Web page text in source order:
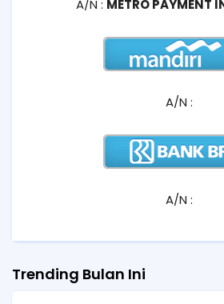
A/N : METRO PAYMENT
A/N :
A/N :
Trending Bulan Ini